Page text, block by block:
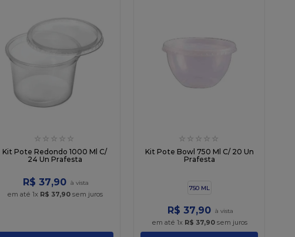
☆ ☆ ☆ ☆ ☆
Kit Pote Redondo 1000 Ml C/
24 Un Prafesta
R$ 37,90
em até 1x R$ 37,90sem juros
☆ ☆ ☆ ☆ ☆
Kit Pote Bowl 750 Ml C/ 20 Un
Prafesta
750 ML
R$ 37,90
em até 1x R$ 37,90sem juros